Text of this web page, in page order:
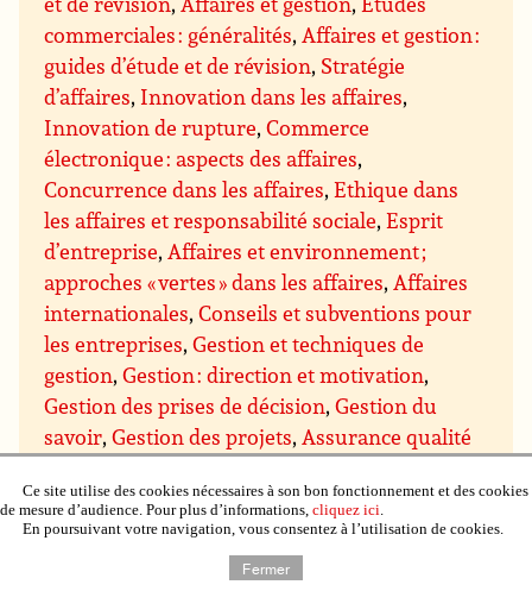
commerciales : généralités,Affaires et gestion :
guides d’étude et de révision, Stratégie
d’affaires, Innovation dans les affaires,
Innovation de rupture,Commerce
électronique : aspects des affaires,
Concurrence dans les affaires,Ethique dans
les affaires et responsabilité sociale,Esprit
d’entreprise,Affaires et environnement ;
approches « vertes » dans les affaires,Affaires
internationales,Conseils et subventions pour
les entreprises,Gestion et techniques de
gestion,Gestion : direction et motivation,
Gestion des prises de décision,Gestion du
savoir,Gestion des projets,Assurance qualité
domaines particuliers,Gestion budgétaire et
financière,Gestion du personnel et des
ressources humaines,Gestion de l’immobilier,
Ce site utilise des cookies nécessaires à son bon fonctionnement et des cookies
de mesure d’audience. Pour plus d’informations, cliquez ici.
En poursuivant votre navigation, vous consentez à l’utilisation de cookies.
Fermer